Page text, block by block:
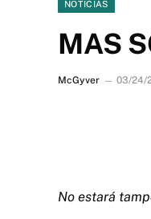
NOTICIAS
MAS
McGyver 03/24/
No estará